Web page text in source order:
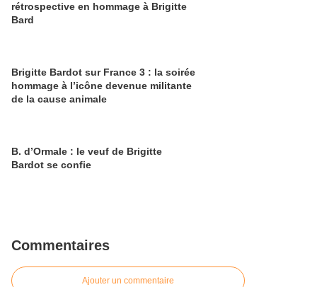
rétrospective en hommage à Brigitte
Bard
Brigitte Bardot sur France 3 : la soirée
hommage à l’icône devenue militante
de la cause animale
B. d’Ormale : le veuf de Brigitte
Bardot se confie
Commentaires
Ajouter un commentaire